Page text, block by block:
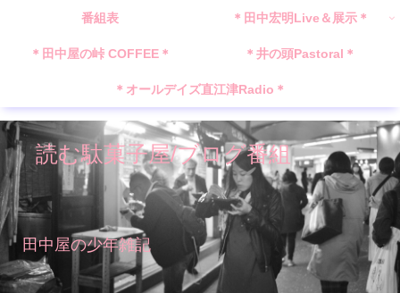
読む駄菓子屋/ブログ番組
田中屋の少年雑記
番組表 ＊田中宏明Live＆展示＊
＊田中屋の峠 COFFEE＊ ＊井の頭Pastoral＊
＊オールデイズ直江津Radio＊